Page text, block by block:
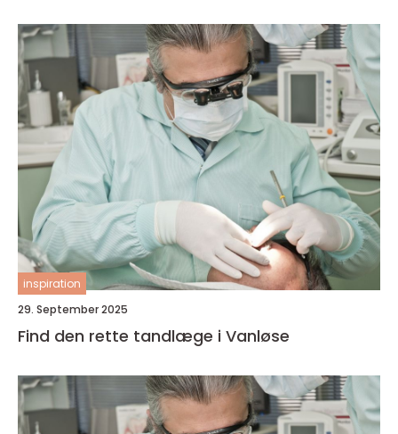
inspiration
29. September 2025
Find den rette tandlæge i Vanløse